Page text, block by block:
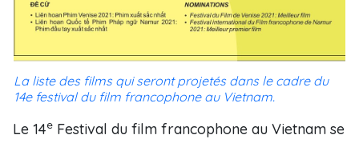
La liste des films qui seront projetés dans le cadre du
14e festival du film francophone au Vietnam.
Le 14e Festival du film francophone au Vietnam se